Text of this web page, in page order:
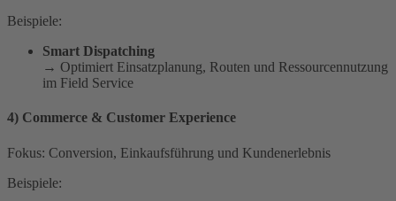
Beispiele:
Smart Dispatching
→ Optimiert Einsatzplanung, Routen und Ressourcennutzung
im Field Service
4) Commerce & Customer Experience
Fokus: Conversion, Einkaufsführung und Kundenerlebnis
Beispiele: